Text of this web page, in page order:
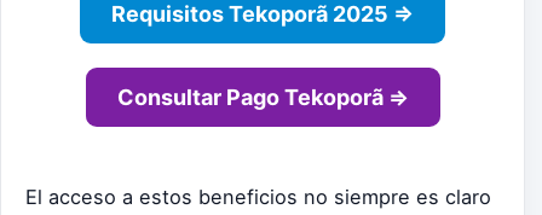
Requisitos Tekoporã 2025 ⇒
Consultar Pago Tekoporã ⇒
El acceso a estos beneficios no siempre es claro